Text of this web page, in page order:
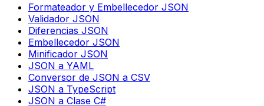
Formateador y Embellecedor JSON
Validador JSON
Diferencias JSON
Embellecedor JSON
Minificador JSON
JSON a YAML
Conversor de JSON a CSV
JSON a TypeScript
JSON a Clase C#